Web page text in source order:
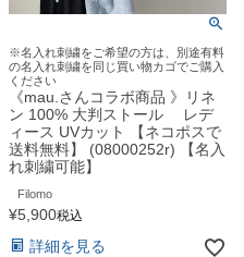
※名入れ刺繍をご希望の方は、別途有料
の名入れ刺繍を同じ買い物カゴでご購入
ください
《mau.さんコラボ商品 》リネ
ン 100% 大判ストール レデ
ィース UVカット 【ネコポスで
送料無料】 (08000252r) 【名入
れ刺繍可能】
Filomo
¥5,900税込
詳細を見る